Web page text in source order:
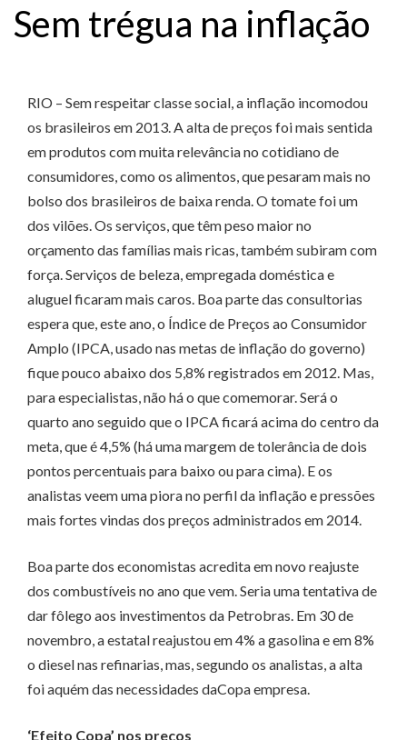
Sem trégua na inflação
RIO – Sem respeitar classe social, a inflação incomodou
os brasileiros em 2013. A alta de preços foi mais sentida
em produtos com muita relevância no cotidiano de
consumidores, como os alimentos, que pesaram mais no
bolso dos brasileiros de baixa renda. O tomate foi um
dos vilões. Os serviços, que têm peso maior no
orçamento das famílias mais ricas, também subiram com
força. Serviços de beleza, empregada doméstica e
aluguel ficaram mais caros. Boa parte das consultorias
espera que, este ano, o Índice de Preços ao Consumidor
Amplo (IPCA, usado nas metas de inflação do governo)
fique pouco abaixo dos 5,8% registrados em 2012. Mas,
para especialistas, não há o que comemorar. Será o
quarto ano seguido que o IPCA ficará acima do centro da
meta, que é 4,5% (há uma margem de tolerância de dois
pontos percentuais para baixo ou para cima). E os
analistas veem uma piora no perfil da inflação e pressões
mais fortes vindas dos preços administrados em 2014.
Boa parte dos economistas acredita em novo reajuste
dos combustíveis no ano que vem. Seria uma tentativa de
dar fôlego aos investimentos da Petrobras. Em 30 de
novembro, a estatal reajustou em 4% a gasolina e em 8%
o diesel nas refinarias, mas, segundo os analistas, a alta
foi aquém das necessidades daCopa empresa.
‘Efeito Copa’ nos preços